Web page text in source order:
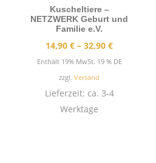
Kuscheltiere –
NETZWERK Geburt und
Familie e.V.
14,90€ –32,90€
14,90 €
32,90 €
Enthält 19% MwSt. 19 % DE
zzgl.Versand
Lieferzeit: ca. 3-4
Werktage